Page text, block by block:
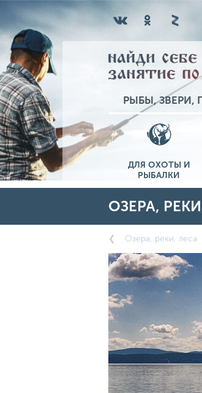
РЫБЫ, ЗВЕРИ,
ДЛЯ ОХОТЫ И
РЫБАЛКИ
ОЗЕРА,
Озера, реки, леса